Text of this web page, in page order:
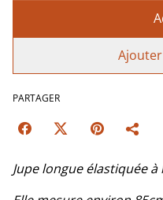
PARTAGER
Jupe longue élastiquée